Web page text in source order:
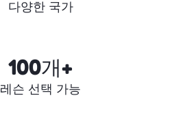
다양한 국가
100개+
레슨 선택 가능